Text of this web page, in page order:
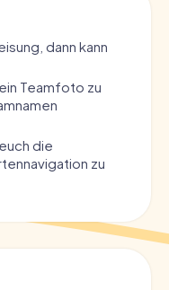
dann kann
Teamfoto zu
die
zu